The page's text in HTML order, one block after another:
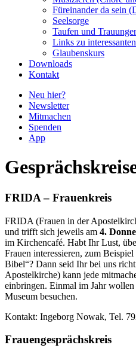
Füreinander da sein
Seelsorge
Taufen und
Links zu
Glaubenskurs
Downloads
Kontakt
Neu hier?
Newsletter
Mitmachen
Spenden
App
FRIDA – Frauenkreis
FRIDA (Frauen in der
und trifft sich jeweils am 4.
im Kirchencafé. Habt Ihr Lust,
Frauen interessieren, zum
Bibel“? Dann seid Ihr bei uns
Apostelkirche) kann jede
einbringen. Einmal im Jahr
Museum besuchen.
Kontakt: Ingeborg Nowak, Tel.
Frauengesprächskreis